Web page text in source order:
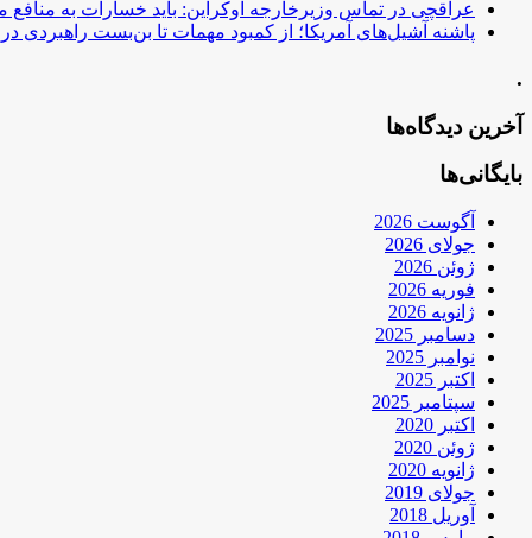
عراقچی در تماس وزیرخارجه اوکراین: باید خسارات به منافع
پاشنه آشیل‌های آمریکا؛ از کمبود مهمات تا بن‌بست راهبردی در
.
آخرین دیدگاه‌ها
بایگانی‌ها
آگوست 2026
جولای 2026
ژوئن 2026
فوریه 2026
ژانویه 2026
دسامبر 2025
نوامبر 2025
اکتبر 2025
سپتامبر 2025
اکتبر 2020
ژوئن 2020
ژانویه 2020
جولای 2019
آوریل 2018